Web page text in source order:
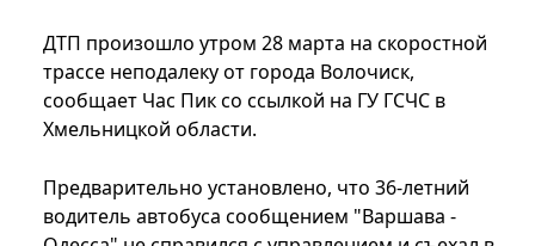
ДТП произошло утром 28 марта на скоростной
трассе неподалеку от города Волочиск,
сообщает Час Пик со ссылкой на ГУ ГСЧС в
Хмельницкой области.
Предварительно установлено, что 36-летний
водитель автобуса сообщением "Варшава -